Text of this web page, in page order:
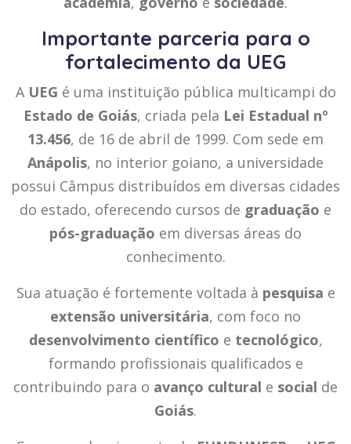
Importante parceria para o
fortalecimento da UEG
A UEG é uma instituição pública multicampi do
Estado de Goiás, criada pela Lei Estadual nº
13.456, de 16 de abril de 1999. Com sede em
Anápolis, no interior goiano, a universidade
possui Câmpus distribuídos em diversas cidades
do estado, oferecendo cursos de graduação e
pós-graduação em diversas áreas do
conhecimento.
Sua atuação é fortemente voltada à pesquisa e
extensão universitária, com foco no
desenvolvimento científico e tecnológico,
formando profissionais qualificados e
contribuindo para o avanço cultural e social de
Goiás.